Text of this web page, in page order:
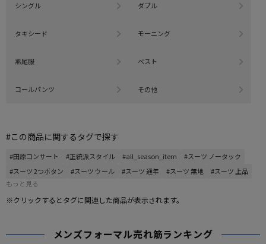
シングル ダブル
タキシード モーニング
燕尾服 ベスト
コールパンツ その他
#この商品に関するタグで探す
#田原コンサート #正統派スタイル #all_season_item
#スーツ ノータック
#スーツ 2つボタン
#スーツ ウール #スーツ 通年 #スーツ 無地
#スーツ 上品
もっと見る
※クリックするとタグに関連した商品が表示されます。
メンズフォーマル売れ筋ランキング